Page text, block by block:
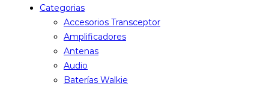
Categorias
Accesorios Transceptor
Amplificadores
Antenas
Audio
Baterías Walkie